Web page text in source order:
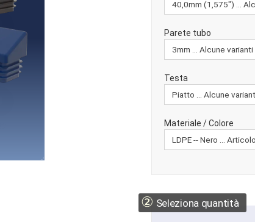
Parete tubo
Testa
Materiale / Colore
② Seleziona quantità